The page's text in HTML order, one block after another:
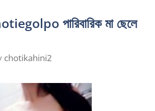
পারিবারিক মা ছেলে
chotikahini2